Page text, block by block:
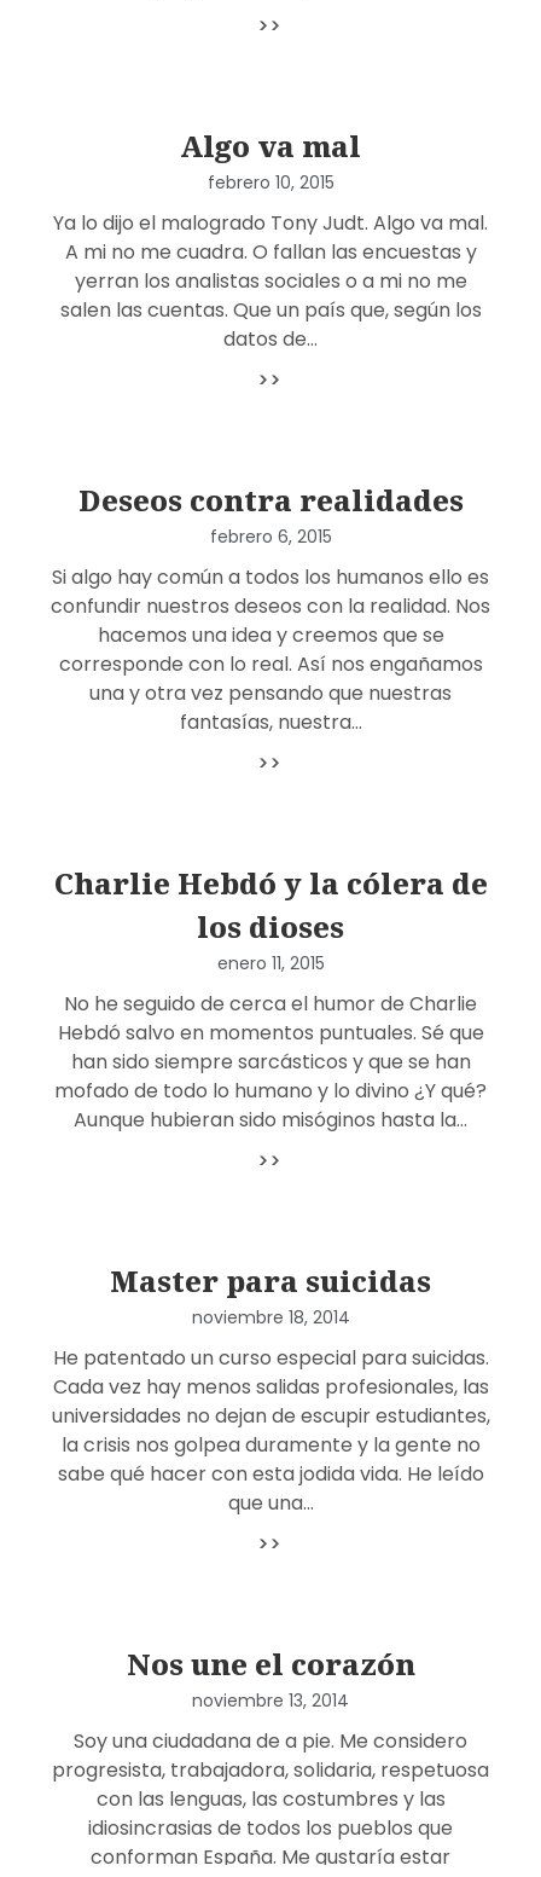
>>
Algo va mal
febrero 10, 2015
Ya lo dijo el malogrado Tony Judt. Algo va mal.
A mi no me cuadra. O fallan las encuestas y
yerran los analistas sociales o a mi no me
salen las cuentas. Que un país que, según los
datos de…
>>
Deseos contra realidades
febrero 6, 2015
Si algo hay común a todos los humanos ello es
confundir nuestros deseos con la realidad. Nos
hacemos una idea y creemos que se
corresponde con lo real. Así nos engañamos
una y otra vez pensando que nuestras
fantasías, nuestra…
>>
Charlie Hebdó y la cólera de
los dioses
enero 11, 2015
No he seguido de cerca el humor de Charlie
Hebdó salvo en momentos puntuales. Sé que
han sido siempre sarcásticos y que se han
mofado de todo lo humano y lo divino ¿Y qué?
Aunque hubieran sido misóginos hasta la…
>>
Master para suicidas
noviembre 18, 2014
He patentado un curso especial para suicidas.
Cada vez hay menos salidas profesionales, las
universidades no dejan de escupir estudiantes,
la crisis nos golpea duramente y la gente no
sabe qué hacer con esta jodida vida. He leído
que una…
>>
Nos une el corazón
noviembre 13, 2014
Soy una ciudadana de a pie. Me considero
progresista, trabajadora, solidaria, respetuosa
con las lenguas, las costumbres y las
idiosincrasias de todos los pueblos que
conforman España. Me gustaría estar